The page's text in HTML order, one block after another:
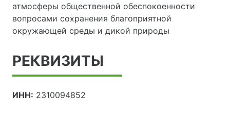
атмосферы общественной обеспокоенности
вопросами сохранения благоприятной
окружающей среды и дикой природы
РЕКВИЗИТЫ
ИНН: 2310094852